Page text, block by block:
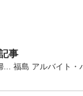
事
... 福島 アルバイト